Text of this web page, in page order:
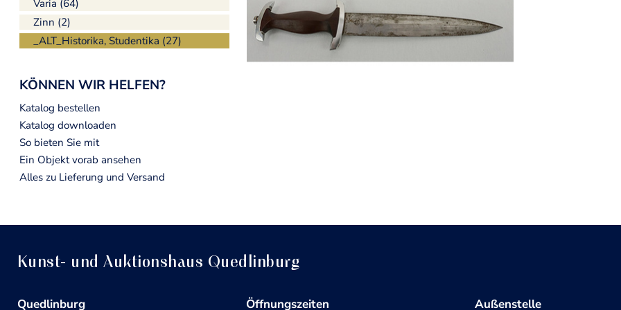
Varia (64)
Zinn (2)
_ALT_Historika, Studentika (27)
KÖNNEN WIR HELFEN?
Katalog bestellen
Katalog downloaden
So bieten Sie mit
Ein Objekt vorab ansehen
Alles zu Lieferung und Versand
Kunst- und Auktionshaus Quedlinburg
Quedlinburg Öffnungszeiten Außenstelle